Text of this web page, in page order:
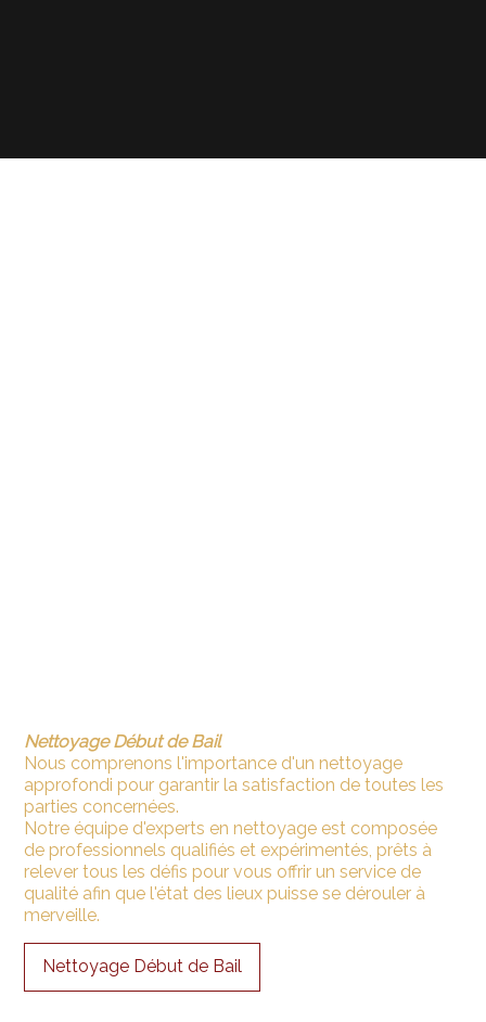
Nettoyage Début de Bail
Nous comprenons l'importance d'un nettoyage
approfondi pour garantir la satisfaction de toutes les
parties concernées.
Notre équipe d'experts en nettoyage est composée
de professionnels qualifiés et expérimentés, prêts à
relever tous les défis pour vous offrir un service de
qualité afin que l'état des lieux puisse se dérouler à
merveille.
Nettoyage Début de Bail